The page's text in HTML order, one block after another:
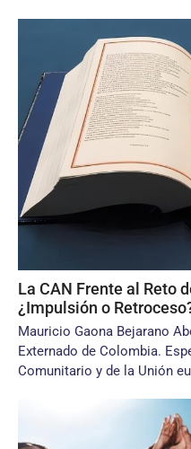
La CAN Frente al Reto
¿Impulsión o
Mauricio Gaona Bejarano
Externado de Colombia.
Comunitario y de la Unión